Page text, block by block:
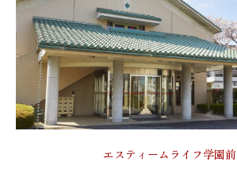
エスティームライフ学園前